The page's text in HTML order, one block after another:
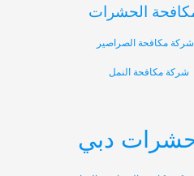
الحشرات
شركة مكافحة الصراصير
شركة مكافحة النمل
دبي